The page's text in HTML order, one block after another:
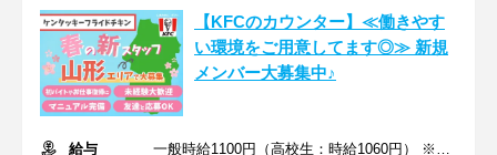
【KFCのカウンター】≪働きやす
い環境をご用意してます◎≫ 新規
メンバー大募集中♪
給与
一般時給1100円（高校生：時給1060円） ※土日時給＋50円